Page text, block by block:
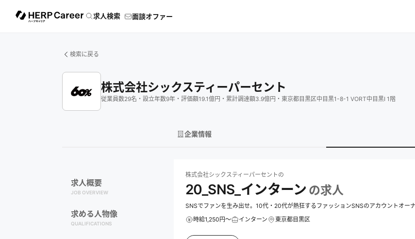
求人検索 面談オファー
検索に戻る
株式会社シックスティーパーセント
従業員数29名 ・ 設立年数9年 ・ 評価額19.1億円 ・ 累計調達額3.9億円 ・ 東京都目黒区中目黒1-8-1 VORT中目黒Ⅰ 1階
企業情報
求人概要
JOB OVERVIEW
求める人物像
QUALIFICATIONS
株式会社シックスティーパーセント の
20_SNS_インターン の求人
SNSでファンを生み出せ。10代・20代が熱狂するファッションSNSのアカウントオー
時給1,250円～
インターン 東京都目黒区